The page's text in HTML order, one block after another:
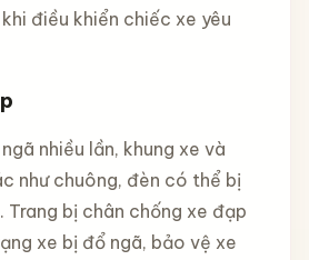
điều khiển chiếc xe yêu
nhiều lần, khung xe và
như chuông, đèn có thể bị
Trang bị chân chống xe đạp
xe bị đổ ngã, bảo vệ xe